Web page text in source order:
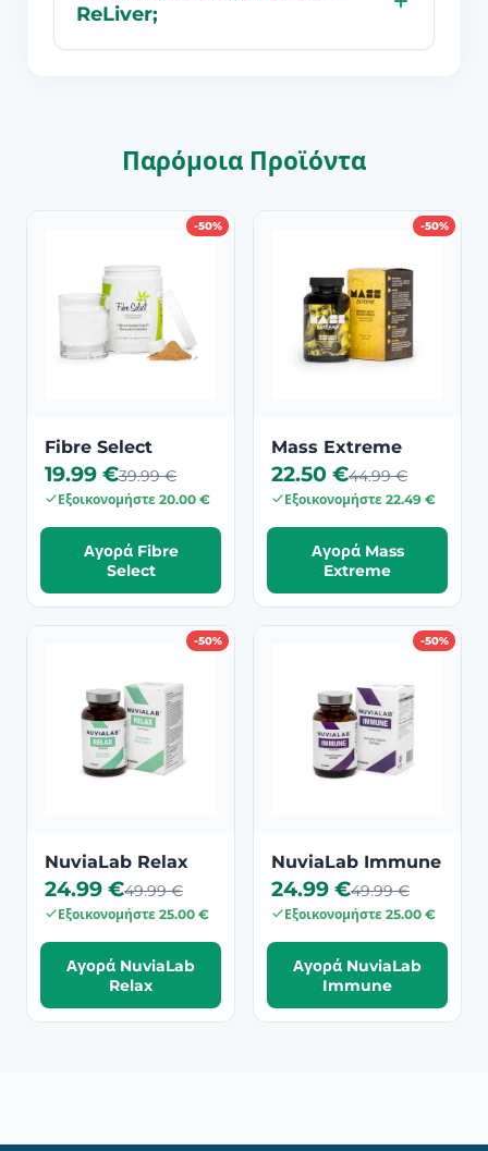
ReLiver;
Παρόμοια Προϊόντα
-50%
Fibre Select
19.99 €39.99 €
Εξοικονομήστε 20.00 €
Αγορά Fibre
Select
-50%
Mass Extreme
22.50 €44.99 €
Εξοικονομήστε 22.49 €
Αγορά Mass
Extreme
-50%
NuviaLab Relax
24.99 €49.99 €
Εξοικονομήστε 25.00 €
Αγορά NuviaLab
Relax
-50%
NuviaLab Immune
24.99 €49.99 €
Εξοικονομήστε 25.00 €
Αγορά NuviaLab
Immune